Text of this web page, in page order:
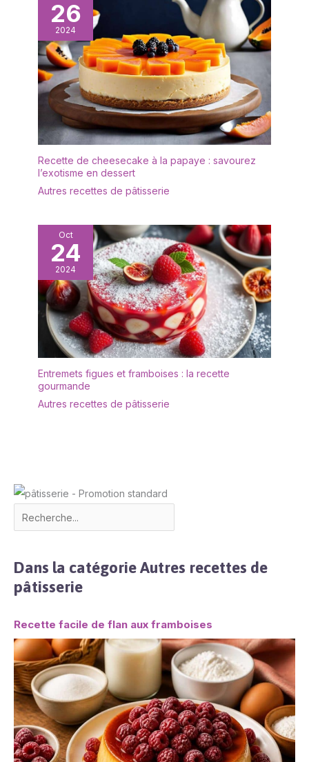
l'utiliser sans hésitation.
Le présentoir à gâteaux
est transparent et
élégant, léger et facile à
transporter, et sûr à
utiliser. Il est idéal comme
cadeau de bienvenue
pour vos amis et voisins,
comme cadeau de
fiançailles ou comme
cadeau d'anniversaire.
présentoir à gâteaux est
n'absorbe ni les odeurs ni
les taches. Il peut être
rincé avec un peu de
liquide vaisselle et d'eau
et est très facile à
entretenir. Afin de
prolonger sa durée de
vie, il est recommandé
de ne pas le nettoyer au
nettoyage, il doit être
au sec. ✔[Remarque
les 24 heures.
26
2024
Recette de cheesecake à la papaye : savourez
l’exotisme en dessert
Autres recettes de pâtisserie
Oct
24
2024
Entremets figues et framboises : la recette
gourmande
Autres recettes de pâtisserie
Dans la catégorie Autres recettes de
pâtisserie
Recette facile de flan aux framboises